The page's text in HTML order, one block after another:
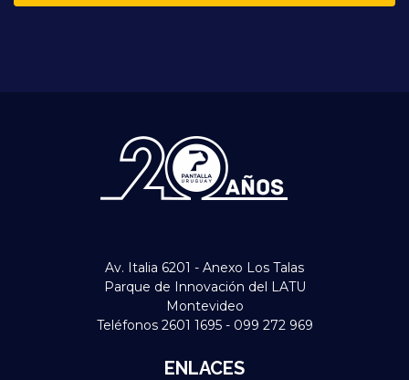
Av. Italia 6201 - Anexo Los Talas
Parque de Innovación del LATU
Montevideo
Teléfonos 2601 1695 - 099 272 969
ENLACES